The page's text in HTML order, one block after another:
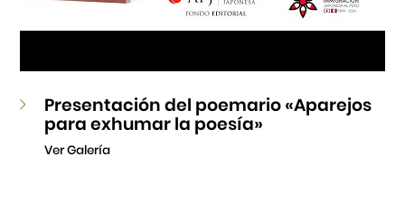
Presentación del poemario «Aparejos
para exhumar la poesía»
Ver Galería